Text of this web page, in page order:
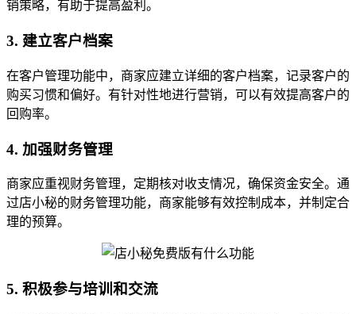
销策略，有助于提高盈利。
3. 建立客户档案
在客户管理功能中，商家应建立详细的客户档案，记录客户的
购买习惯和偏好。有针对性地进行营销，可以有效提高客户的
回购率。
4. 加强财务管理
商家应重视财务管理，定期核对收支情况，确保资金安全。通
过店小秘的财务管理功能，商家能够有效控制成本，并制定合
理的预算。
5. 积极参与培训和交流